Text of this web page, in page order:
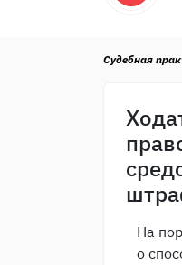
Судебная
На
о